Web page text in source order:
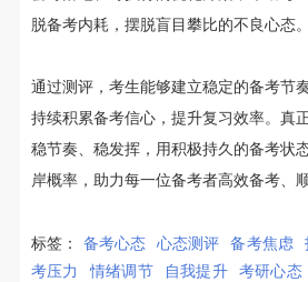
脱备考内耗，摆脱盲目攀比的不良心态。
通过测评，考生能够建立稳定的备考节
持续积累备考信心，提升复习效率。真
稳节奏、稳发挥，用积极持久的备考状
岸概率，助力每一位备考者高效备考、
标签： 备考心态 心态测评 备考焦虑
考压力
情绪调节 自我提升 考研心态